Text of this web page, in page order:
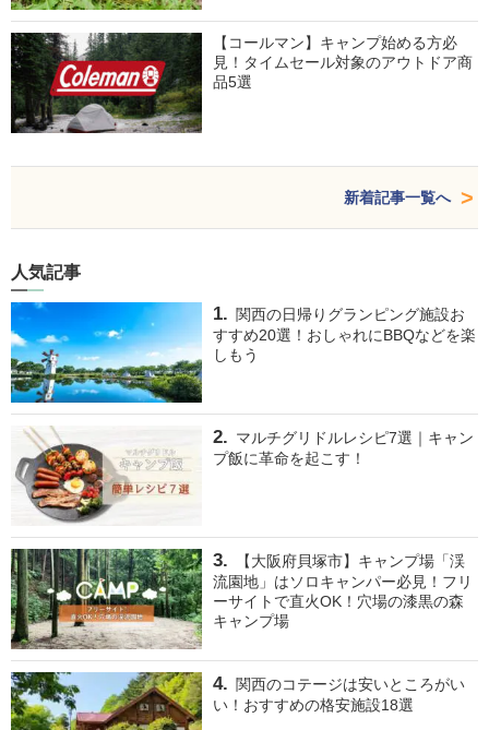
【コールマン】キャンプ始める方必
見！タイムセール対象のアウトドア商
品5選
新着記事一覧へ
人気記事
関西の日帰りグランピング施設お
すすめ20選！おしゃれにBBQなどを楽
しもう
マルチグリドルレシピ7選｜キャン
プ飯に革命を起こす！
【大阪府貝塚市】キャンプ場「渓
流園地」はソロキャンパー必見！フリ
ーサイトで直火OK！穴場の漆黒の森
キャンプ場
関西のコテージは安いところがい
い！おすすめの格安施設18選